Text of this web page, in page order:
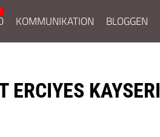
KOMMUNIKATION BLOGGEN
ERCIYES KAYSERI